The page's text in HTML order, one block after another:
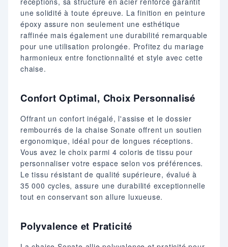
une solidité à toute épreuve. La finition en peinture
époxy assure non seulement une esthétique
raffinée mais également une durabilité remarquable
pour une utilisation prolongée. Profitez du mariage
harmonieux entre fonctionnalité et style avec cette
chaise.
Confort Optimal, Choix Personnalisé
Offrant un confort inégalé, l'assise et le dossier
rembourrés de la chaise Sonate offrent un soutien
ergonomique, idéal pour de longues réceptions.
Vous avez le choix parmi 4 coloris de tissu pour
personnaliser votre espace selon vos préférences.
Le tissu résistant de qualité supérieure, évalué à
35 000 cycles, assure une durabilité exceptionnelle
tout en conservant son allure luxueuse.
Polyvalence et Praticité